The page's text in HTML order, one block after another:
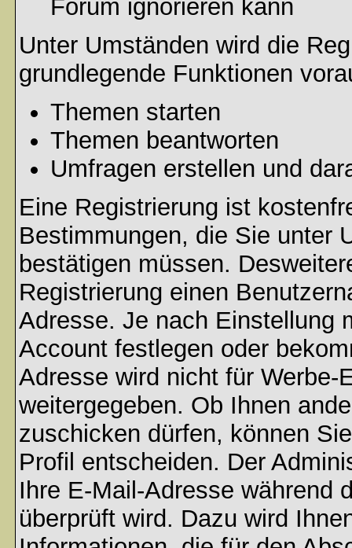
Forum ignorieren kann
Unter Umständen wird die
grundlegende Funktionen
Themen starten
Themen beantworten
Umfragen erstellen und
Eine Registrierung ist
Bestimmungen, die Sie unter
bestätigen müssen.
Registrierung einen
Adresse. Je nach Einstellung
Account festlegen oder
Adresse wird nicht für
weitergegeben. Ob Ihnen
zuschicken dürfen, können
Profil entscheiden. Der
Ihre E-Mail-Adresse während
überprüft wird. Dazu wird